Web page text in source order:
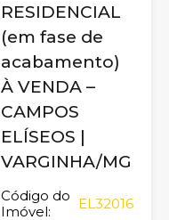
RESIDENCIAL
(em fase de
acabamento)
À VENDA –
CAMPOS
ELÍSEOS |
VARGINHA/MG
Código do
Imóvel:
EL32016